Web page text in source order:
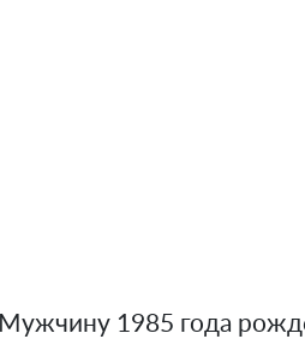
Мужчину 1985 года